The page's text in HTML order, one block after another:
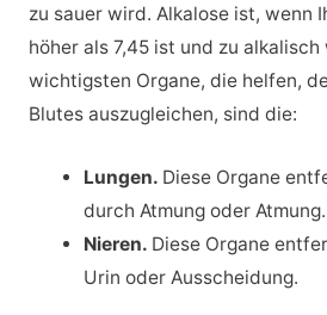
zu sauer wird. Alkalose ist, wenn
höher als 7,45 ist und zu
wichtigsten Organe, die helfen,
Blutes auszugleichen, sind die:
Lungen. Diese Organe
durch Atmung oder Atmung.
Nieren. Diese Organe
Urin oder Ausscheidung.